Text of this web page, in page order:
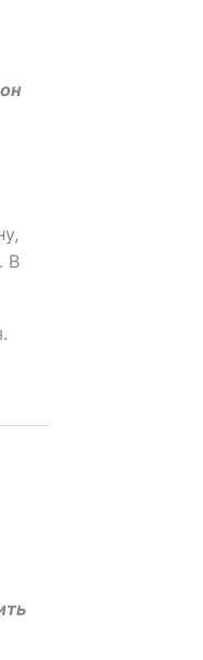
В